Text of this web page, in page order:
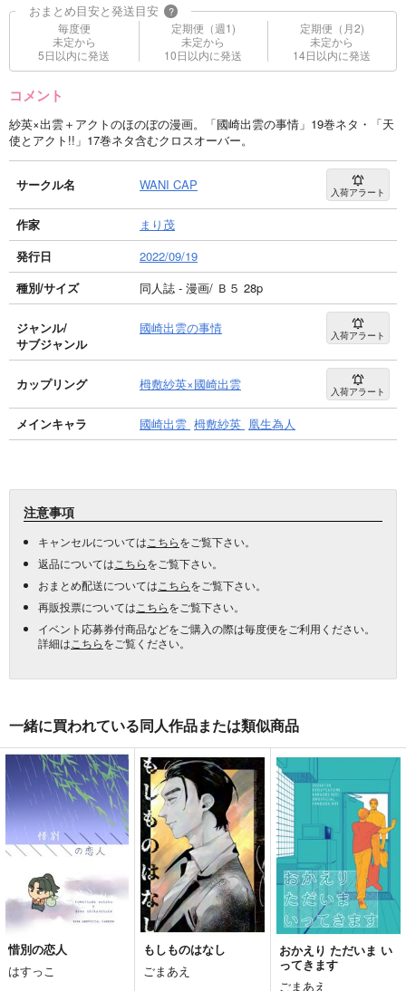
おまとめ目安と発送目安 ?
毎度便
未定から
5日以内に発送
定期便（週1)
未定から
10日以内に発送
定期便（月2)
未定から
14日以内に発送
コメント
紗英×出雲＋アクトのほのぼの漫画。「國崎出雲の事情」19巻ネタ・「天
使とアクト!!」17巻ネタ含むクロスオーバー。
サークル名 WANI CAP 入荷アラート
作家
まり茂
発行日
2022/09/19
種別/サイズ
同人誌 - 漫画/ Ｂ５ 28p
ジャンル/
サブジャンル
國崎出雲の事情 入荷アラート
カップリング 栂敷紗英×國崎出雲 入荷アラート
メインキャラ 國崎出雲 栂敷紗英 凰生為人
注意事項
キャンセルについては こちらをご覧下さい。
返品については こちらをご覧下さい。
おまとめ配送については こちらをご覧下さい。
再販投票については こちらをご覧下さい。
イベント応募券付商品などをご購入の際は毎度便をご利用ください。
詳細は こちらをご覧ください。
一緒に買われている同人作品または類似商品
惜別の恋人
はすっこ
もしものはなし
ごまあえ
おかえり ただいま い
ってきます
ごまあえ